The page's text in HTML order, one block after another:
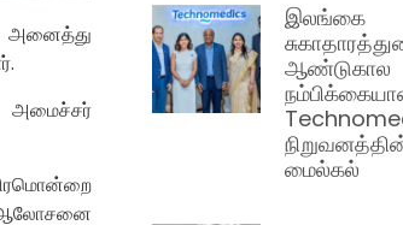
அனைத்து
அமைச்சர்
ஆலோசனை
இலங்கை
ஆண்டுகால
மைல்கல்